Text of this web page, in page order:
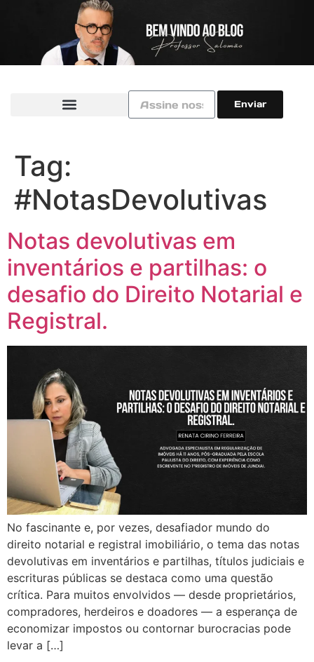
Enviar
Tag:
#NotasDevolutivas
Notas devolutivas em
inventários e partilhas: o
desafio do Direito Notarial e
Registral.
No fascinante e, por vezes, desafiador mundo do
direito notarial e registral imobiliário, o tema das notas
devolutivas em inventários e partilhas, títulos judiciais e
escrituras públicas se destaca como uma questão
crítica. Para muitos envolvidos — desde proprietários,
compradores, herdeiros e doadores — a esperança de
economizar impostos ou contornar burocracias pode
levar a […]